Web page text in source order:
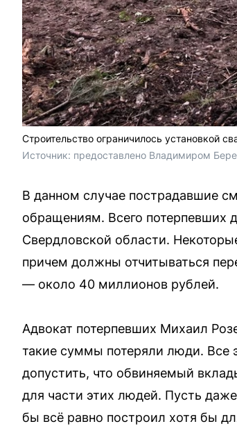
Строительство ограничилось установкой
Источник: предоставлено Владимиром
В данном случае пострадавшие
обращениям. Всего потерпевших
Свердловской области.
причем должны отчитываться
— около 40 миллионов рублей.
Адвокат потерпевших Михаил
такие суммы потеряли люди. Все
допустить, что обвиняемый
для части этих людей. Пусть
бы всё равно построил хотя бы